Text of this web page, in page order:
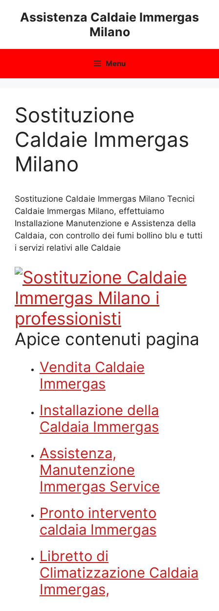
Assistenza Caldaie Immergas
Milano
Menu
Sostituzione
Caldaie Immergas
Milano
Sostituzione Caldaie Immergas Milano Tecnici
Caldaie Immergas Milano, effettuiamo
Installazione Manutenzione e Assistenza della
Caldaia, con controllo dei fumi bollino blu e tutti
i servizi relativi alle Caldaie
Apice contenuti pagina
Vendita Caldaie
Immergas
Installazione della
Caldaia Immergas
Assistenza,
Manutenzione
Immergas Service
Pronto intervento
caldaia Immergas
Libretto di
Climatizzazione Caldaia
Immergas,